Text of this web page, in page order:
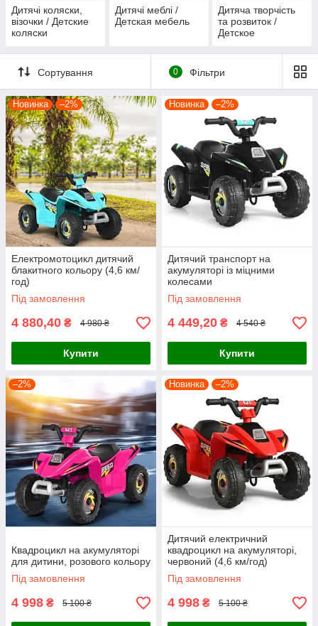
Дитячі коляски,
візочки / Детские
коляски
Дитячі меблі /
Детская мебель
Дитяча творчість
та розвиток /
Детское
развитие
Сортування
0 Фільтри
Новинка –2%
Електромотоцикл дитячий
блакитного кольору (4,6 км/
год)
Під замовлення
4 880,40 ₴ 4 980 ₴
Купити
Новинка –2%
Дитячий транспорт на
акумуляторі із міцними
колесами
Під замовлення
4 449,20 ₴ 4 540 ₴
Купити
–2%
Квадроцикл на акумуляторі
для дитини, розового кольору
Під замовлення
4 998 ₴ 5 100 ₴
Новинка –2%
Дитячий електричний
квадроцикл на акумуляторі,
червоний (4,6 км/год)
Під замовлення
4 998 ₴ 5 100 ₴